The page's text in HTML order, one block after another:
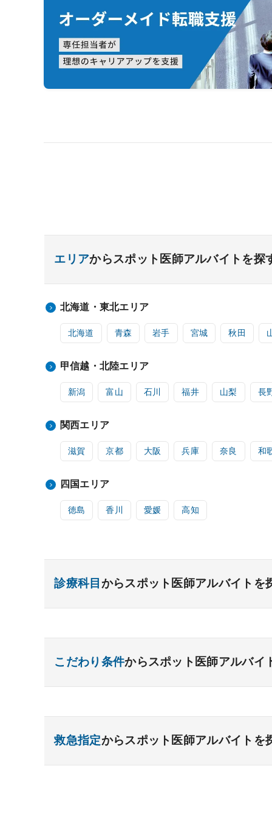
エリアからスポット医師アルバイトを探
北海道・東北エリア
北海道 青森 岩手 宮城 秋田
甲信越・北陸エリア
新潟 富山 石川 福井 山梨 長
関西エリア
滋賀 京都 大阪 兵庫 奈良 和
四国エリア
徳島 香川 愛媛 高知
診療科目 からスポット医師アルバイトを
一般内科 呼吸器内科 消化器内科 循環
糖尿病内科 脳神経内科 血液内科 腎臓
リウマチ内科 総合診療科
一般外科 呼吸器外科 心臓血管外科 消
こだわり条件からスポット医師アルバイ
後期研修医応募可能 未経験歓迎
救急指定からスポット医師アルバイトを